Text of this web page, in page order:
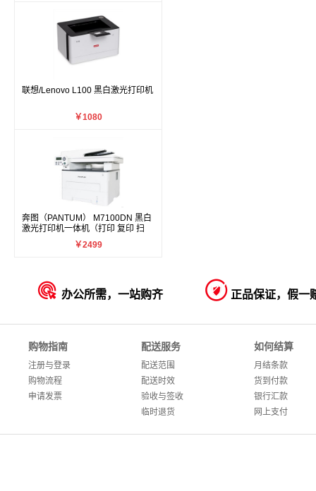
联想/Lenovo L100 黑白激光打印机
￥1080
奔图（PANTUM） M7100DN 黑白
激光打印机一体机（打印 复印 扫
￥2499
 办公所需，一站购齐  正品保证，假一
购物指南
注册与登录
购物流程
申请发票
配送服务
配送范围
配送时效
验收与签收
临时退货
如何结算
月结条款
货到付款
银行汇款
网上支付